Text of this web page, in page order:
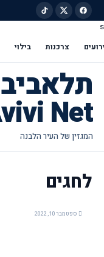
s
צרכנות בילוי
Net
לחגים
ספטמבר 10, 2022